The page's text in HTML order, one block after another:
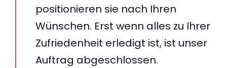
positionieren sie nach Ihren
Wünschen. Erst wenn alles zu Ihrer
Zufriedenheit erledigt ist, ist unser
Auftrag abgeschlossen.